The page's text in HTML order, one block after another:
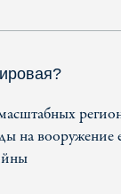
на вооружение